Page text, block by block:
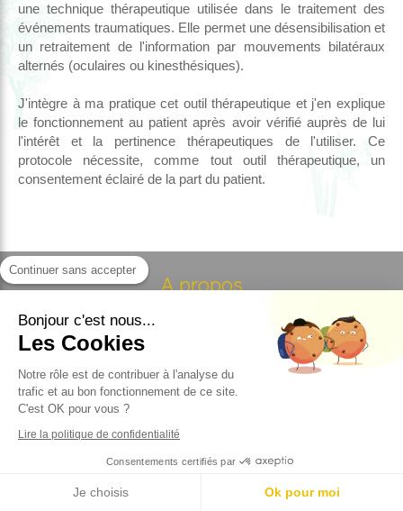
une technique thérapeutique utilisée dans le traitement des
événements traumatiques. Elle permet une désensibilisation et
un retraitement de l'information par mouvements bilatéraux
alternés (oculaires ou kinesthésiques).
J'intègre à ma pratique cet outil thérapeutique et j'en explique
le fonctionnement au patient après avoir vérifié auprès de lui
l'intérêt et la pertinence thérapeutiques de l'utiliser. Ce
protocole nécessite, comme tout outil thérapeutique, un
consentement éclairé de la part du patient.
A propos
© Charlotte Vasseur Dorémus - Psychologue Douai - Le
cabinet de psychologue et psychothérapeute Cabinet
facilement accessible depuis Douai, Lambres-lez-Douai, Sin-
le-Noble, Dechy, Cuincy, Waziers, Flers-en-Escrebieux,
Guesnain, Brebières, Roost-Warendin, Auby, Lallaing, Vitry-en-
Raimbeaucourt, Leforest, Évin-Malmaison, Masny, Noyelles-
Godault, Pecquencourt, Ostricourt, Flines-lez-Raches,
Continuer sans accepter
Bonjour c'est nous...
Les Cookies
Notre rôle est de contribuer à l'analyse du
trafic et au bon fonctionnement de ce site.
C'est OK pour vous ?
Lire la politique de confidentialité
Consentements certifiés par
Je choisis Ok pour moi